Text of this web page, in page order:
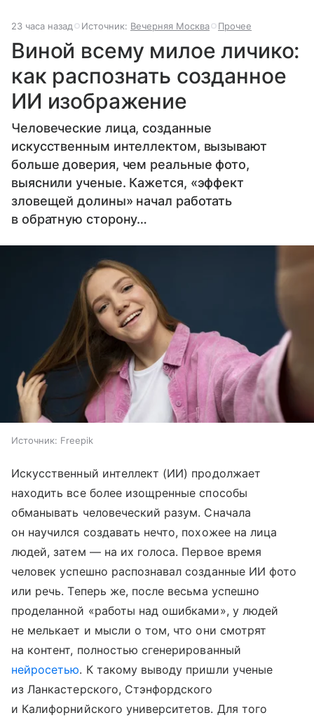
23 часа назад Источник: Вечерняя Москва Прочее
Виной всему милое личико:
как распознать созданное
ИИ изображение
Человеческие лица, созданные
искусственным интеллектом, вызывают
больше доверия, чем реальные фото,
выяснили ученые. Кажется, «эффект
зловещей долины» начал работать
в обратную сторону…
Источник: Freepik
Искусственный интеллект (ИИ) продолжает
находить все более изощренные способы
обманывать человеческий разум. Сначала
он научился создавать нечто, похожее на лица
людей, затем — на их голоса. Первое время
человек успешно распознавал созданные ИИ фото
или речь. Теперь же, после весьма успешно
проделанной «работы над ошибками», у людей
не мелькает и мысли о том, что они смотрят
на контент, полностью сгенерированный
нейросетью. К такому выводу пришли ученые
из Ланкастерского, Стэнфордского
и Калифорнийского университетов. Для того